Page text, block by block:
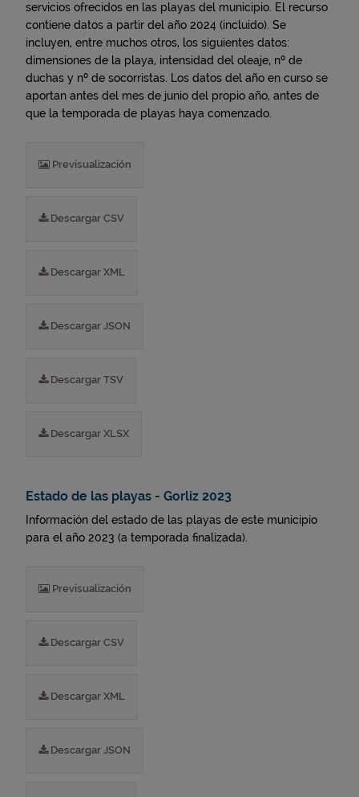
servicios ofrecidos en las playas del municipio. El recurso
contiene datos a partir del año 2024 (incluido). Se
incluyen, entre muchos otros, los siguientes datos:
dimensiones de la playa, intensidad del oleaje, nº de
duchas y nº de socorristas. Los datos del año en curso se
aportan antes del mes de junio del propio año, antes de
que la temporada de playas haya comenzado.
Previsualización
Descargar CSV
Descargar XML
Descargar JSON
Descargar TSV
Descargar XLSX
Estado de las playas - Gorliz 2023
Información del estado de las playas de este municipio
para el año 2023 (a temporada finalizada).
Previsualización
Descargar CSV
Descargar XML
Descargar JSON